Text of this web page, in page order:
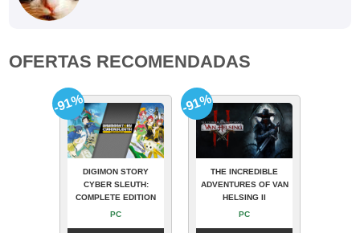
OFERTAS RECOMENDADAS
DIGIMON STORY
CYBER SLEUTH:
COMPLETE EDITION
PC
-91%
THE INCREDIBLE
ADVENTURES OF VAN
HELSING II
PC
-91%